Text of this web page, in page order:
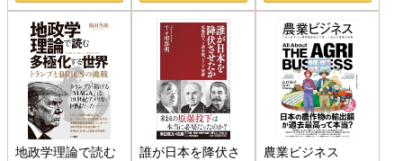
地政学理論で読む
誰が日本を降伏さ
農業ビジネス